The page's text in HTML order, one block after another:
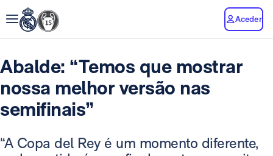
Aceder
Abalde: “Temos que mostrar
nossa melhor versão nas
semifinais”
“A Copa del Rey é um momento diferente,